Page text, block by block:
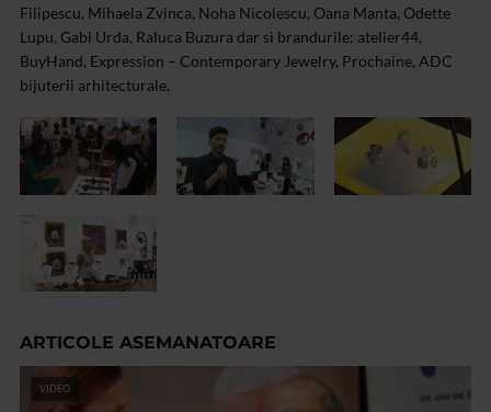
Filipescu, Mihaela Zvinca, Noha Nicolescu, Oana Manta, Odette
Lupu, Gabi Urda, Raluca Buzura dar si brandurile: atelier44,
BuyHand, Expression – Contemporary Jewelry, Prochaine, ADC
bijuterii arhitecturale,
ARTICOLE ASEMANATOARE
VIDEO